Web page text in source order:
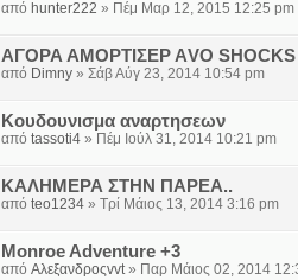
από hunter222 » Πέμ Μαρ 12, 2015 12:25 pm
ΑΓΟΡΑ ΑΜΟΡΤΙΣΕΡ ΑVO
από Dimny » Σάβ Αύγ 23, 2014 10:54 pm
Κουδουνισμα αναρτησεων
από tassoti4 » Πέμ Ιούλ 31, 2014 10:21 pm
ΚΑΛΗΜΕΡΑ ΣΤΗΝ ΠΑΡΕΑ..
από teo1234 » Τρί Μάιος 13, 2014 3:16 pm
Monroe Adventure +3
από Αλεξανδροςvvt» Παρ Μάιος 02, 2014